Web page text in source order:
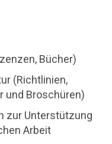
Bücher)
(Richtlinien,
und Broschüren)
zur Unterstützung
Arbeit